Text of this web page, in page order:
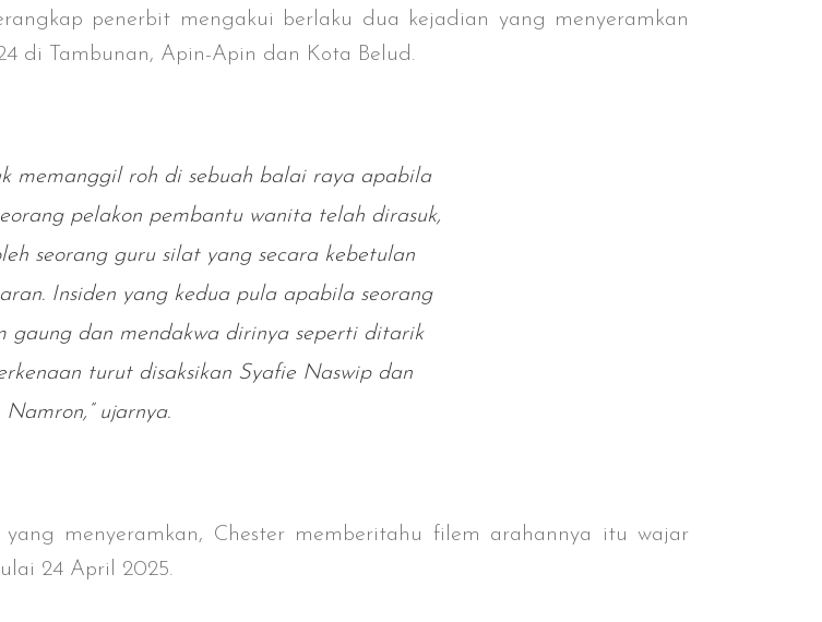
penerbit mengakui berlaku dua kejadian yang menyeramkan
di Tambunan, Apin-Apin dan Kota Belud.
memanggil roh di sebuah balai raya apabila
pelakon pembantu wanita telah dirasuk,
seorang guru silat yang secara kebetulan
Insiden yang kedua pula apabila seorang
gaung dan mendakwa dirinya seperti ditarik
turut disaksikan Syafie Naswip dan
Namron,” ujarnya.
menyeramkan, Chester memberitahu filem arahannya itu wajar
24 April 2025.